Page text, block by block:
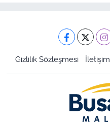
Gizlilik Sözleşmesi İletişim